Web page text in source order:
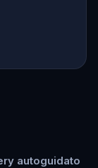
autoguidato